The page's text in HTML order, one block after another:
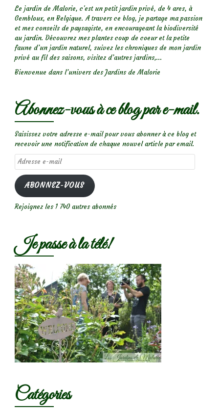
Le jardin de Malorie, c'est un petit jardin privé, de 4 ares, à
Gembloux, en Belgique. A travers ce blog, je partage ma passion
et mes conseils de paysagiste, en encourageant la biodiversité
au jardin. Découvrez mes plantes coup de coeur et la petite
faune d’un jardin naturel, suivez les chroniques de mon jardin
privé au fil des saisons, visitez d’autres jardins,...
Bienvenue dans l’univers des Jardins de Malorie
Abonnez-vous à ce blog par e-mail.
Saisissez votre adresse e-mail pour vous abonner à ce blog et
recevoir une notification de chaque nouvel article par email.
Adresse
e-
mail
ABONNEZ-VOUS
Rejoignez les 1 740 autres abonnés
Je passe à la télé!
Catégories